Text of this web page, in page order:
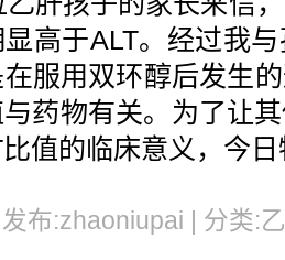
高于ALT。经过我
服用双环醇后发生
药物有关。为了让
值的临床意义，今
发布:zhaoniupai | 分类: